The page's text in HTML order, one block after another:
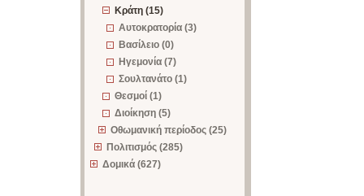
Κράτη (15)
Αυτοκρατορία (3)
Βασίλειο (0)
Ηγεμονία (7)
Σουλτανάτο (1)
Θεσμοί (1)
Διοίκηση (5)
Οθωμανική περίοδος (25)
Πολιτισμός (285)
Δομικά (627)